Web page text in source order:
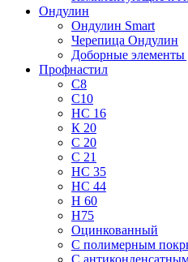
Ондулин
Ондулин Smart
Черепица Ондулин
Доборные элементы
Профнастил
С8
С10
НС 16
К 20
С 20
С 21
НС 35
НС 44
Н 60
Н75
Оцинкованный
С полимерным
С